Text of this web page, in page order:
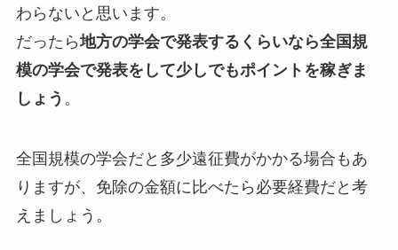
わらないと思います。
だったら地方の学会で発表するくらいなら全国規
模の学会で発表をして少しでもポイントを稼ぎま
しょう 。
全国規模の学会だと多少遠征費がかかる場合もあ
りますが、免除の金額に比べたら必要経費だと考
えましょう。